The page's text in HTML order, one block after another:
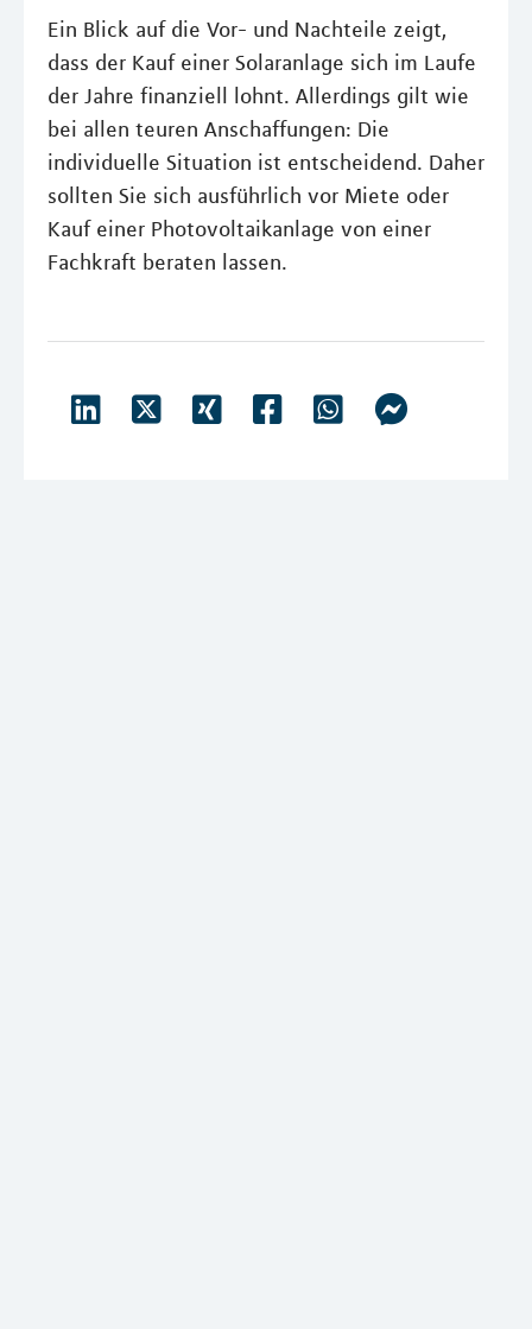
Ein Blick auf die Vor- und Nachteile zeigt,
dass der Kauf einer Solaranlage sich im Laufe
der Jahre finanziell lohnt. Allerdings gilt wie
bei allen teuren Anschaffungen: Die
individuelle Situation ist entscheidend. Daher
sollten Sie sich ausführlich vor Miete oder
Kauf einer Photovoltaikanlage von einer
Fachkraft beraten lassen.